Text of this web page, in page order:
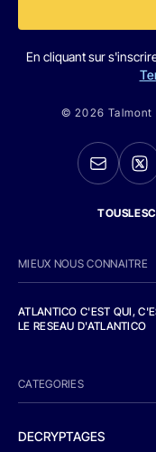
En cliquant sur
© 2026 Talmont
MIEUX NOUS CONNAITRE
ATLANTICO C'EST QUI,
LE RESEAU D'ATLANTICO
CATEGORIES
DECRYPTAGES